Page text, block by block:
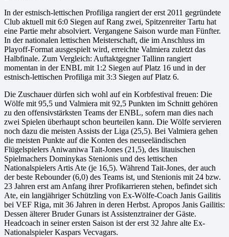
In der estnisch-lettischen Profiliga rangiert der erst 2011 gegründete
Club aktuell mit 6:0 Siegen auf Rang zwei, Spitzenreiter Tartu hat
eine Partie mehr absolviert. Vergangene Saison wurde man Fünfter.
In der nationalen lettischen Meisterschaft, die im Anschluss im
Playoff-Format ausgespielt wird, erreichte Valmiera zuletzt das
Halbfinale. Zum Vergleich: Auftaktgegner Tallinn rangiert
momentan in der ENBL mit 1:2 Siegen auf Platz 16 und in der
estnisch-lettischen Profiliga mit 3:3 Siegen auf Platz 6.
Die Zuschauer dürfen sich wohl auf ein Korbfestival freuen: Die
Wölfe mit 95,5 und Valmiera mit 92,5 Punkten im Schnitt gehören
zu den offensivstärksten Teams der ENBL, sofern man dies nach
zwei Spielen überhaupt schon beurteilen kann. Die Wölfe servieren
noch dazu die meisten Assists der Liga (25,5). Bei Valmiera gehen
die meisten Punkte auf die Konten des neuseeländischen
Flügelspielers Aniwaniwa Tait-Jones (21,5), des litauischen
Spielmachers Dominykas Stenionis und des lettischen
Nationalspielers Artis Ate (je 16,5). Während Tait-Jones, der auch
der beste Rebounder (6,0) des Teams ist, und Stenionis mit 24 bzw.
23 Jahren erst am Anfang ihrer Profikarrieren stehen, befindet sich
Ate, ein langjähriger Schützling von Ex-Wölfe-Coach Janis Gailitis
bei VEF Riga, mit 36 Jahren in deren Herbst. Apropos Janis Gailitis:
Dessen älterer Bruder Gunars ist Assistenztrainer der Gäste.
Headcoach in seiner ersten Saison ist der erst 32 Jahre alte Ex-
Nationalspieler Kaspars Vecvagars.